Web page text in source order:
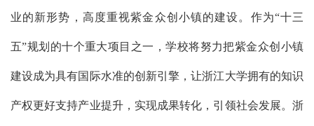
业的新形势，高度重视紫金众创小镇的建设。作为“十三
五”规划的十个重大项目之一，学校将努力把紫金众创小镇
建设成为具有国际水准的创新引擎，让浙江大学拥有的知识
产权更好支持产业提升，实现成果转化，引领社会发展。浙